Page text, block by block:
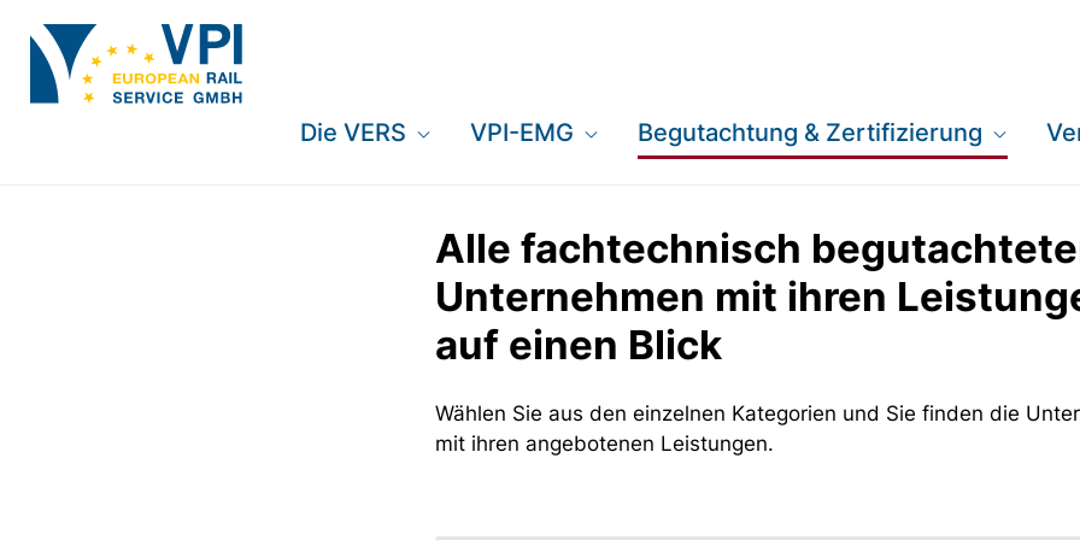
Die VERS VPI-EMG Begutachtung & Zertifizierung
Alle fachtechnisch
Unternehmen mit ihren
auf einen Blick
Wählen Sie aus den einzelnen Kategorien und Sie finden die
mit ihren angebotenen Leistungen.